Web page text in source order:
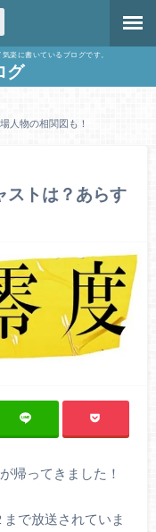
楽に書いているブログです。
グ
人物の相関図も！
ストは？あらす
帰ってきました！
で放送されていま